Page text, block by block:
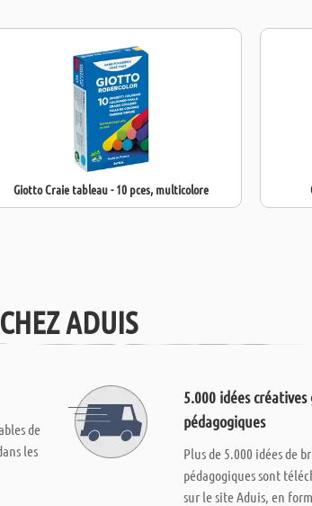
Giotto Craie tableau - 10 pces, multicolore
ADUIS
de
les
5.000 idées
pédagogiques
Plus de 5.000 idées de
pédagogiques sont
sur le site Aduis, en